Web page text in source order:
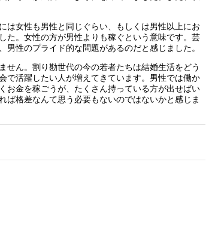
は女性も男性と同じぐらい、もしくは男性以上にお
た。女性の方が男性よりも稼ぐという意味です。芸
性のプライド的な問題があるのだと感じました。
せん。割り勘世代の今の若者たちは結婚生活をどう
で活躍したい人が増えてきています。男性では働か
お金を稼ごうが、たくさん持っている方が出せばい
ば格差なんて思う必要もないのではないかと感じま